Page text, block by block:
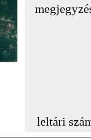
leltári